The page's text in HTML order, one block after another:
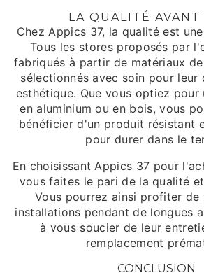
LA QUALITÉ AVANT
Chez Appics 37, la qualité est
Tous les stores proposés par
fabriqués à partir de matériaux
sélectionnés avec soin pour leur
esthétique. Que vous optiez pour
en aluminium ou en bois, vous
bénéficier d'un produit résistant
pour durer dans le
En choisissant Appics 37 pour
vous faites le pari de la qualité
Vous pourrez ainsi profiter de
installations pendant de longues
à vous soucier de leur
remplacement
CONCLUSION